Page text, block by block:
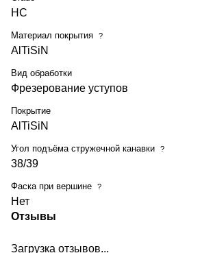
HC
Материал покрытия ?
AlTiSiN
Вид обработки
Фрезерование уступов
Покрытие
AlTiSiN
Угол подъёма стружечной канавки ?
38/39
Фаска при вершине ?
Нет
Отзывы
Загрузка отзывов...